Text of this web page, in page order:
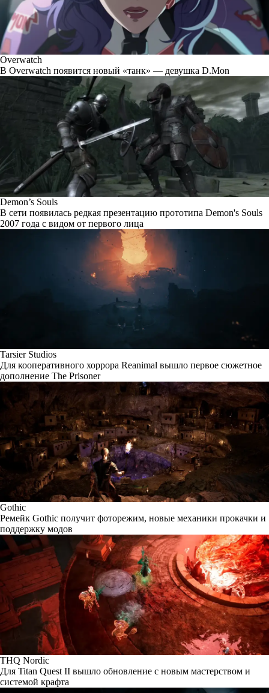
Overwatch
В Overwatch появится новый «танк» — девушка D.Mon
Demon’s Souls
В сети появилась редкая презентацию прототипа Demon's Souls
2007 года с видом от первого лица
Tarsier Studios
Для кооперативного хоррора Reanimal вышло первое сюжетное
дополнение The Prisoner
Gothic
Ремейк Gothic получит фоторежим, новые механики прокачки и
поддержку модов
THQ Nordic
Для Titan Quest II вышло обновление с новым мастерством и
системой крафта